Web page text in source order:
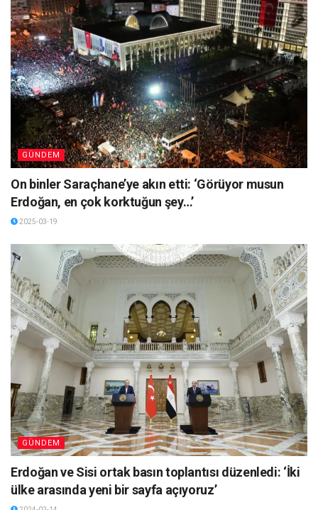
GÜNDEM
On binler Saraçhane’ye akın etti: ‘Görüyor musun
Erdoğan, en çok korktuğun şey…’
2025-03-19
GÜNDEM
Erdoğan ve Sisi ortak basın toplantısı düzenledi: ‘İki
ülke arasında yeni bir sayfa açıyoruz’